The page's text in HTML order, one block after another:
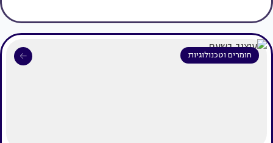
חומרים וטכנולוגיות